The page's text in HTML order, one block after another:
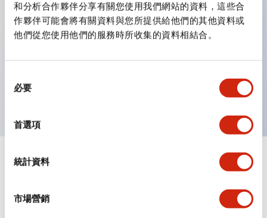
和分析合作夥伴分享有關您使用我們網站的資料，這些合
作夥伴可能會將有關資料與您所提供給他們的其他資料或
他們從您使用他們的服務時所收集的資料相結合。
必要
首選項
統計資料
市場營銷
主要特點
可根據用途選擇機種。,可與RU繼電器進行匹配識別。,配備
標誌規範。
文件和檔案